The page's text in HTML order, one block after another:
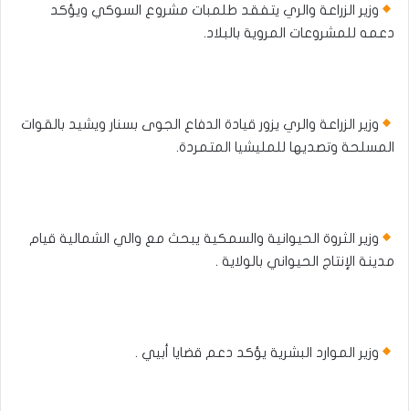
وزير الزراعة والري يتفقد طلمبات مشروع السوكي ويؤكد
دعمه للمشروعات المروية بالبلاد.
وزير الزراعة والري يزور قيادة الدفاع الجوى بسنار ويشيد بالقوات
المسلحة وتصديها للمليشيا المتمردة.
وزير الثروة الحيوانية والسمكية يبحث مع والي الشمالية قيام
مدينة الإنتاج الحيواني بالولاية .
وزير الموارد البشرية يؤكد دعم قضايا أبيي .